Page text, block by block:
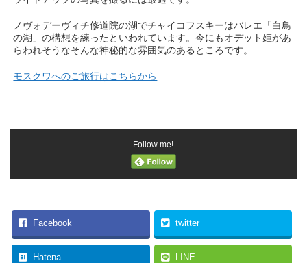
ノヴォデーヴィチ修道院の湖でチャイコフスキーはバレエ「白鳥
の湖」の構想を練ったといわれています。今にもオデット姫があ
らわれそうなそんな神秘的な雰囲気のあるところです。
モスクワへのご旅行はこちらから
Follow me!
Facebook twitter
Hatena LINE